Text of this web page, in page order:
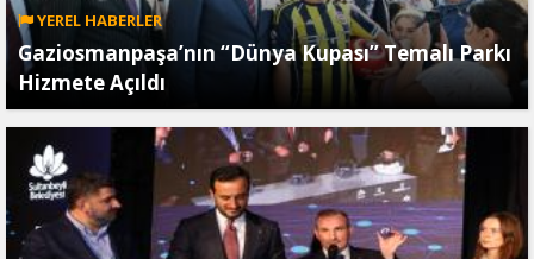
YEREL HABERLER
Gaziosmanpaşa’nın “Dünya Kupası” Temalı Parkı
Hizmete Açıldı